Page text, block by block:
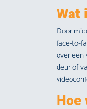
Wat
Door
face-to-
over een
deur of
Hoe